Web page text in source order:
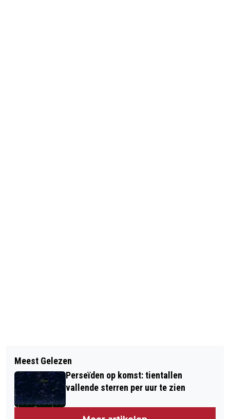
ZWANGERSCHAPSBEELDJE,
KNUFFELBEELDJE OF BEELDJE VAN JE
JONGE KIND: 3D MOMENTS ZORGT
VOOR TASTBARE HERINNERING
DE KAAI: EEN KLASSE APART BINNEN
EUROPA!
Meest Gelezen
Perseïden op komst: tientallen
vallende sterren per uur te zien